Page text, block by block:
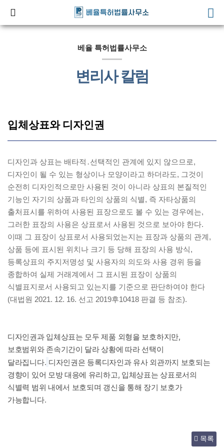
베율 특허법률사무소
변리사 칼럼
입체상표와 디자인권
디자인과 상표는 배타적․선택적인 관계에 있지 않으므로,
디자인이 될 수 있는 형상이나 모양이라고 하더라도, 그것이
순전히 디자인적으로만 사용된 것이 아니라 상표의 본질적인
기능인 자기의 상품과 타인의 상품의 식별, 즉 자타상품의
출처표시를 위하여 사용된 표장으로도 볼 수 있는 경우에는,
그러한 표장의 사용은 상표로서 사용된 것으로 보아야 한다.
이때 그 표장이 상표로서 사용되었는지는 표장과 상품의 관계,
상품 등에 표시된 위치나 크기 등 당해 표장의 사용 방식,
등록상표의 주지저명성 및 사용자의 의도와 사용 경위 등을
종합하여 실제 거래계에서 그 표시된 표장이 상품의
식별표지로서 사용되고 있는지를 기준으로 판단하여야 한다
(대법원 2021. 12. 16. 선고 2019후10418 판결 등 참조).
디자인권과 입체상표는 모두 제품 외형을 보호하지만,
보호범위와 존속기간이 달라 상황에 따라 선택이
달라집니다. 디자인권은 등록디자인과 유사 외관까지 보호되는
경향이 있어 모방 대응에 유리하고, 입체상표는 상표로서의
식별력 범위 내에서 보호되며 갱신을 통해 장기 보호가
가능합니다.
목록